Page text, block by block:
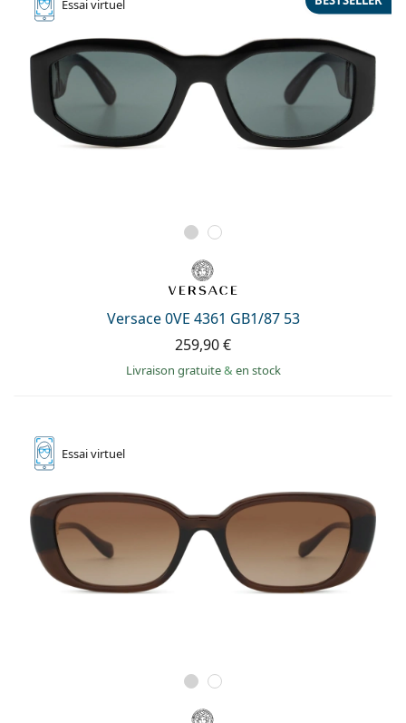
Essaivirtuel
Versace 0VE 4361 GB1/87 53
259,90 €
Livraison gratuite& en stock
Essaivirtuel